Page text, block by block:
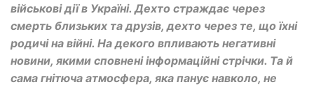
військові дії в Україні. Дехто страждає через
смерть близьких та друзів, дехто через те, що їхні
родичі на війні. На декого впливають негативні
новини, якими сповнені інформаційні стрічки. Та й
сама гнітюча атмосфера, яка панує навколо, не